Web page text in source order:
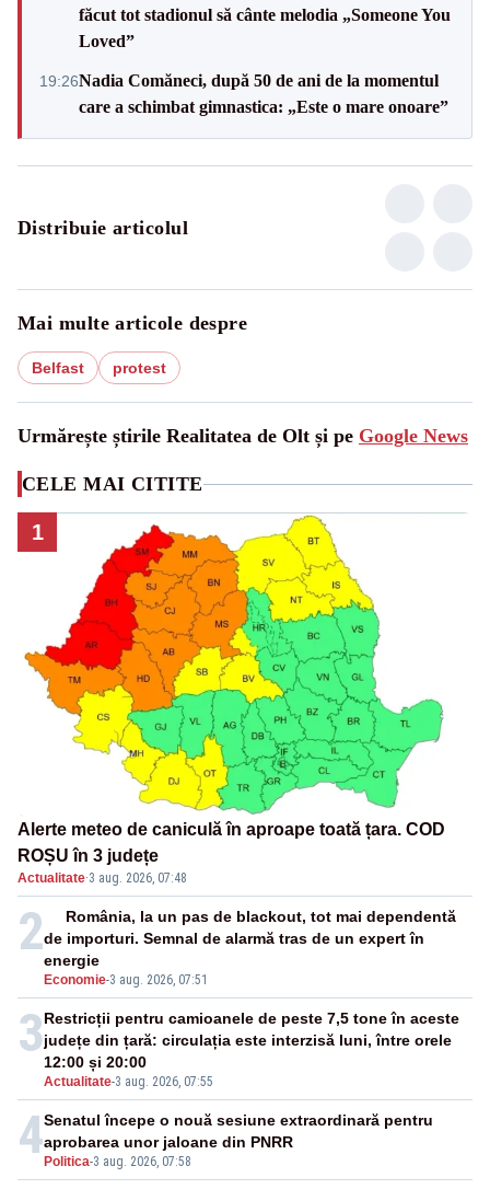
făcut tot stadionul să cânte melodia „Someone You
Loved”
19:26Nadia Comăneci, după 50 de ani de la momentul
care a schimbat gimnastica: „Este o mare onoare”
Distribuie articolul
Mai multe articole despre
Belfast protest
Urmărește știrile Realitatea de Olt și pe Google News
CELE MAI CITITE
1
Alerte meteo de caniculă în aproape toată țara. COD
ROȘU în 3 județe
Actualitate·3 aug. 2026, 07:48
2
Economie-3 aug. 2026, 07:51
România, la un pas de blackout, tot mai dependentă
de importuri. Semnal de alarmă tras de un expert în
energie
3
Actualitate-3 aug. 2026, 07:55
Restricții pentru camioanele de peste 7,5 tone în aceste
județe din țară: circulația este interzisă luni, între orele
12:00 și 20:00
4 Politica-3 aug. 2026, 07:58
Senatul începe o nouă sesiune extraordinară pentru
aprobarea unor jaloane din PNRR